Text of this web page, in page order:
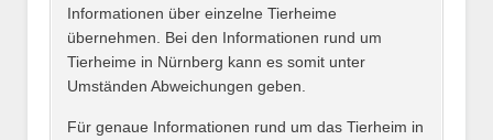
Name des Tierheims*
Informationen über einzelne Tierheime
übernehmen. Bei den Informationen rund um
Tierheime in Nürnberg kann es somit unter
Umständen Abweichungen geben.
Für genaue Informationen rund um das Tierheim in